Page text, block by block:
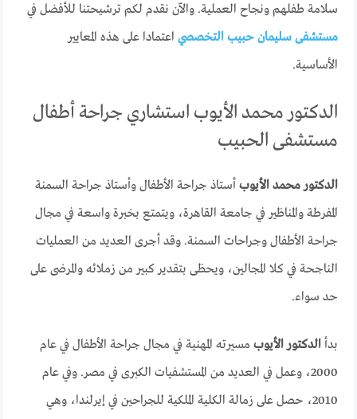
سلامة طفلهم ونجاح العملية. والآن نقدم لكم ترشيحتنا للأفضل في
مستشفى سليمان حبيب التخصصي اعتمادا على هذه المعايير
الأساسية.
​الدكتور محمد الأيوب استشاري جراحة أطفال
مستشفى الحبيب
الدكتور محمد الأيوب أستاذ جراحة الأطفال وأستاذ جراحة السمنة
المفرطة والمناظير في جامعة القاهرة، ويتمتع بخبرة واسعة في مجال
جراحة الأطفال وجراحات السمنة. وقد أجرى العديد من العمليات
الناجحة في كلا المجالين، ويحظى بتقدير كبير من زملائه والمرضى على
حد سواء.
بدأالدكتور الأيوب مسيرته المهنية في مجال جراحة الأطفال في عام
2000، وعمل في العديد من المستشفيات الكبرى في مصر. وفي عام
2010، حصل على زمالة الكلية الملكية للجراحين في إيرلندا، وهي